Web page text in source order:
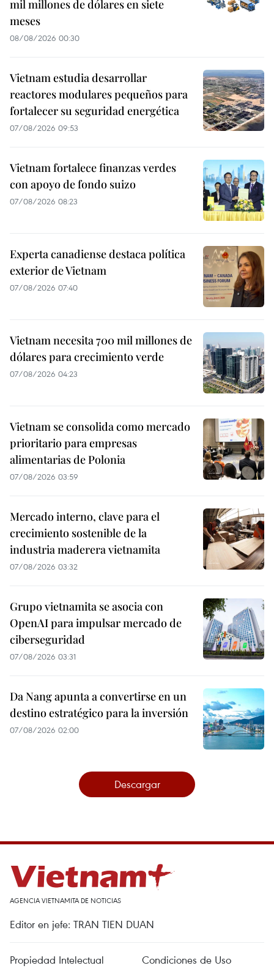
mil millones de dólares en siete
meses
08/08/2026 00:30
Vietnam estudia desarrollar
reactores modulares pequeños para
fortalecer su seguridad energética
07/08/2026 09:53
Vietnam fortalece finanzas verdes
con apoyo de fondo suizo
07/08/2026 08:23
Experta canadiense destaca política
exterior de Vietnam
07/08/2026 07:40
Vietnam necesita 700 mil millones de
dólares para crecimiento verde
07/08/2026 04:23
Vietnam se consolida como mercado
prioritario para empresas
alimentarias de Polonia
07/08/2026 03:59
Mercado interno, clave para el
crecimiento sostenible de la
industria maderera vietnamita
07/08/2026 03:32
Grupo vietnamita se asocia con
OpenAI para impulsar mercado de
ciberseguridad
07/08/2026 03:31
Da Nang apunta a convertirse en un
destino estratégico para la inversión
07/08/2026 02:00
Descargar
AGENCIA VIETNAMITA DE NOTICIAS
Editor en jefe: TRAN TIEN DUAN
Propiedad Intelectual Condiciones de Uso